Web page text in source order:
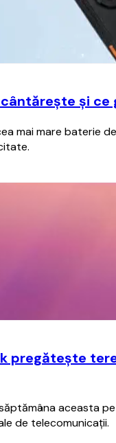
cântărește și
mai mare baterie
pregăteşte
aceasta
de telecomunicaţii.